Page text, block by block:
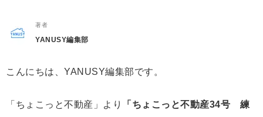
著者
YANUSY編集部
こんにちは、YANUSY編集部です。
「ちょこっと不動産」より
「ちょこっと不動産34号 練